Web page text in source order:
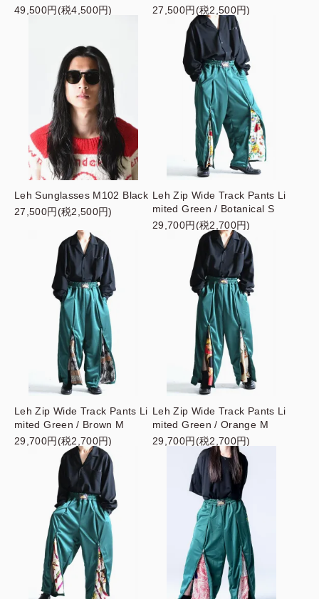
49,500円(税4,500円)
27,500円(税2,500円)
Leh Sunglasses M102 Black
27,500円(税2,500円)
Leh Zip Wide Track Pants Li
mited Green / Botanical S
29,700円(税2,700円)
Leh Zip Wide Track Pants Li
mited Green / Brown M
29,700円(税2,700円)
Leh Zip Wide Track Pants Li
mited Green / Orange M
29,700円(税2,700円)